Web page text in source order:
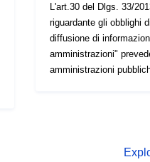
L'art.30 del Dlgs. 33/
riguardante gli obblighi
diffusione di
amministrazioni"
amministrazioni